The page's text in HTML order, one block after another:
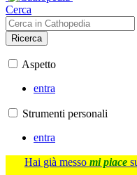
Cerca
Ricerca
Aspetto
entra
Strumenti personali
entra
Hai già messo mi piace